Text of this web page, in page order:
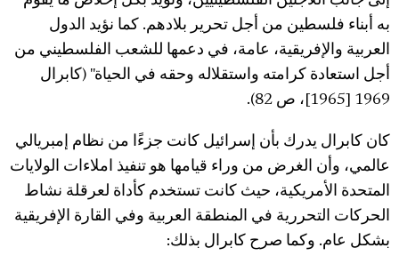
به أبناء فلسطين من أجل تحرير بلادهم. كما نؤيد الدول
العربية والإفريقية، عامة، في دعمها للشعب الفلسطيني من
أجل استعادة كرامته واستقلاله وحقه في الحياة" (كابرال
1969 [1965]، ص 82).
كان كابرال يدرك بأن إسرائيل كانت جزءًا من نظام إمبريالي
عالمي، وأن الغرض من وراء قيامها هو تنفيذ املاءات الولايات
المتحدة الأمريكية، حيث كانت تستخدم كأداة لعرقلة نشاط
الحركات التحررية في المنطقة العربية وفي القارة الإفريقية
بشكل عام. وكما صرح كابرال بذلك: